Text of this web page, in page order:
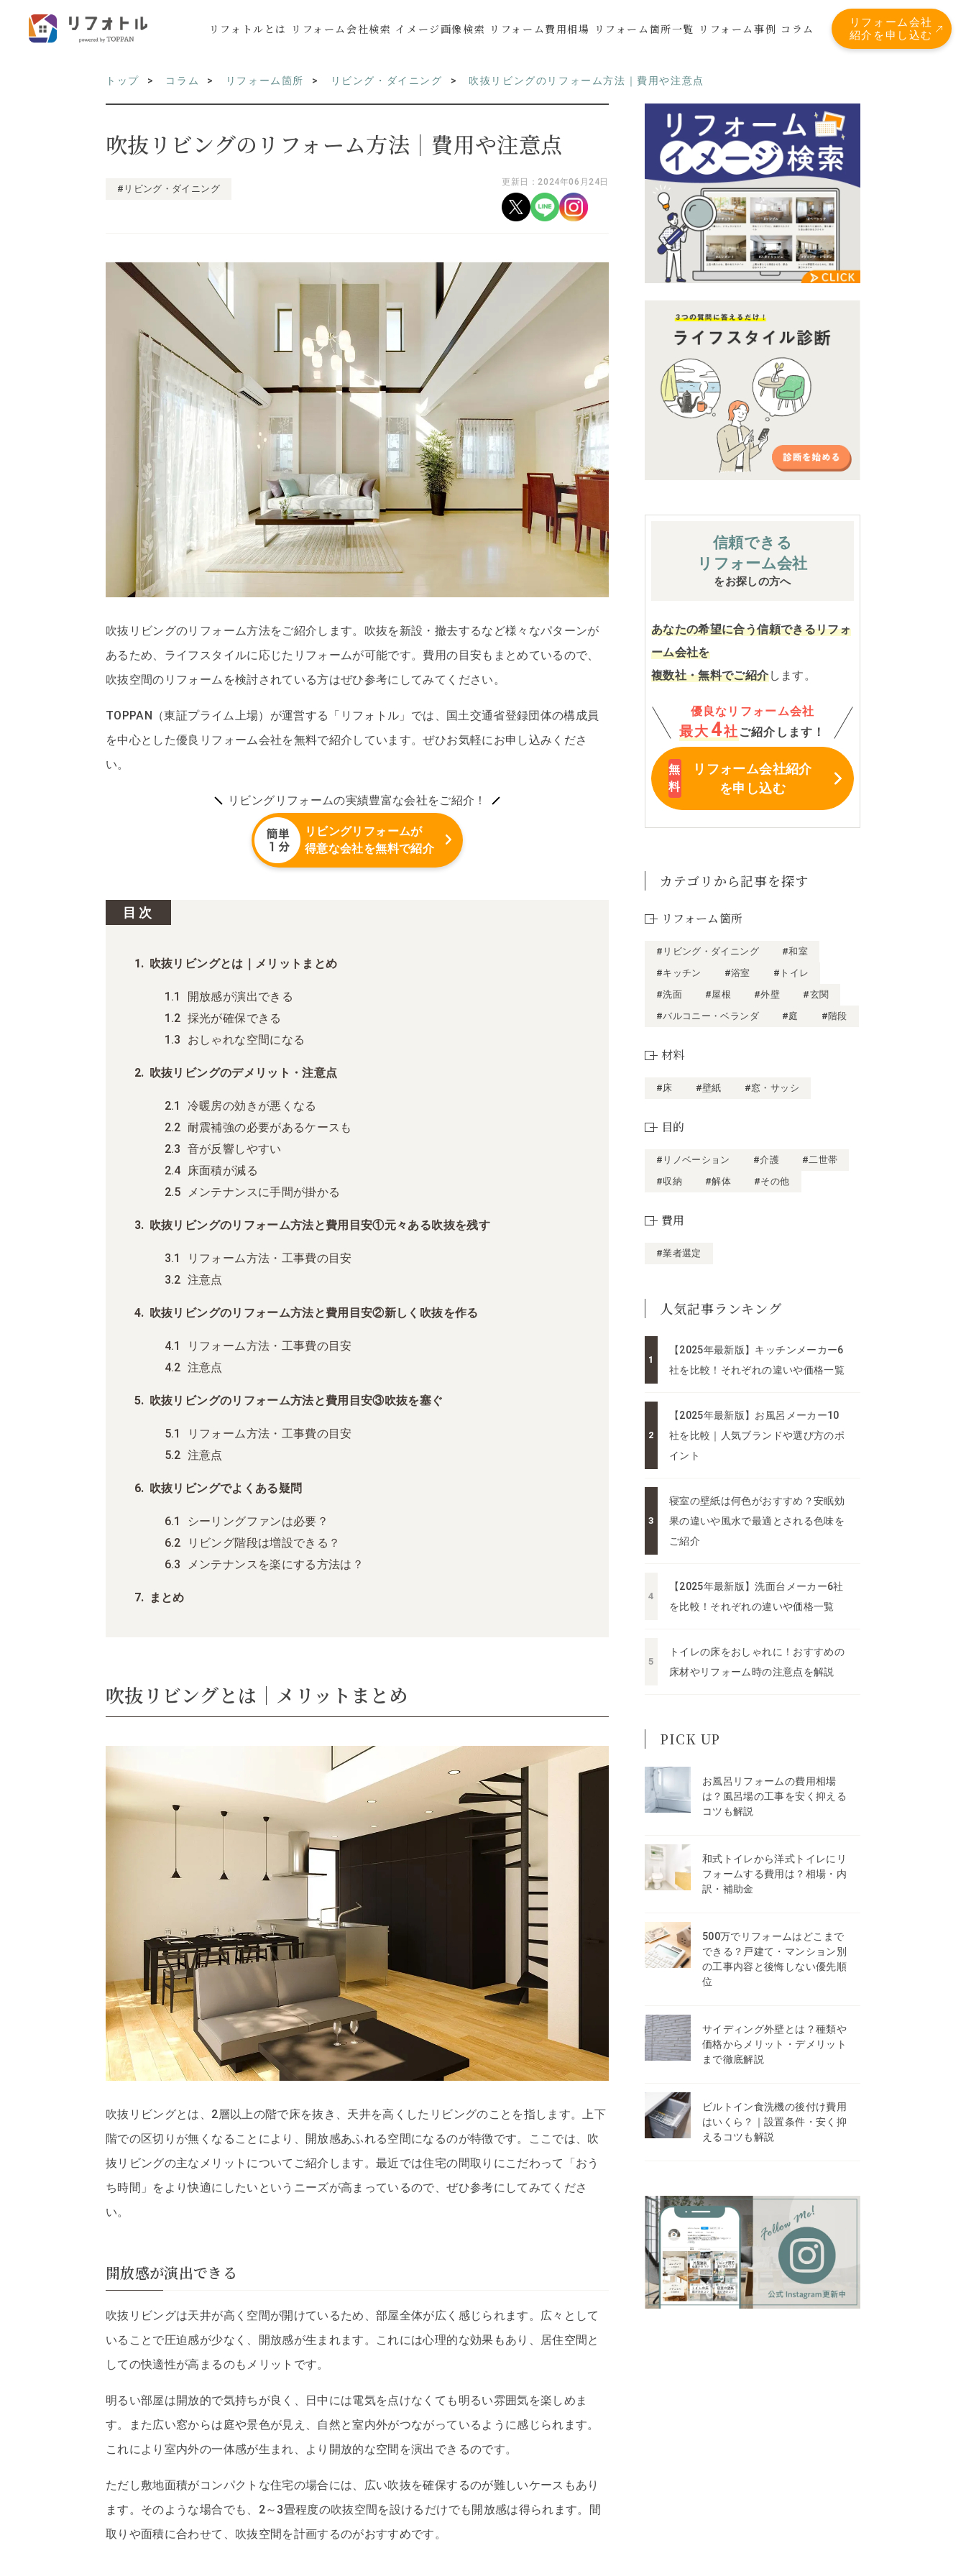
リフォトルとは リフォーム会社検索 イメージ画像検索 リフォーム費用相場 リフォーム箇所一覧 リフォーム事例 コラム
リフォーム会社
紹介を申し込む
トップ コラム リフォーム箇所 リビング・ダイニング 吹抜リビングのリフォーム方法｜費用や注意点
吹抜リビングのリフォーム方法｜費用や注意点
#リビング・ダイニング
更新日：2024年06月24日
吹抜リビングのリフォーム方法をご紹介します。吹抜を新設・撤去するなど様々なパターンが
あるため、ライフスタイルに応じたリフォームが可能です。費用の目安もまとめているので、
吹抜空間のリフォームを検討されている方はぜひ参考にしてみてください。
TOPPAN（東証プライム上場）が運営する「リフォトル」では、国土交通省登録団体の構成員
を中心とした優良リフォーム会社を無料で紹介しています。ぜひお気軽にお申し込みくださ
い。
リビングリフォームの実績豊富な会社をご紹介！
リビングリフォームが
得意な会社を無料で紹介
目次
吹抜リビングとは｜メリットまとめ
開放感が演出できる
採光が確保できる
おしゃれな空間になる
吹抜リビングのデメリット・注意点
冷暖房の効きが悪くなる
耐震補強の必要があるケースも
音が反響しやすい
床面積が減る
メンテナンスに手間が掛かる
吹抜リビングのリフォーム方法と費用目安①元々ある吹抜を残す
リフォーム方法・工事費の目安
注意点
吹抜リビングのリフォーム方法と費用目安②新しく吹抜を作る
リフォーム方法・工事費の目安
注意点
吹抜リビングのリフォーム方法と費用目安③吹抜を塞ぐ
リフォーム方法・工事費の目安
注意点
吹抜リビングでよくある疑問
シーリングファンは必要？
リビング階段は増設できる？
メンテナンスを楽にする方法は？
まとめ
吹抜リビングとは｜メリットまとめ
吹抜リビングとは、2層以上の階で床を抜き、天井を高くしたリビングのことを指します。上下
階での区切りが無くなることにより、開放感あふれる空間になるのが特徴です。ここでは、吹
抜リビングの主なメリットについてご紹介します。最近では住宅の間取りにこだわって「おう
ち時間」をより快適にしたいというニーズが高まっているので、ぜひ参考にしてみてくださ
い。
開放感が演出できる
吹抜リビングは天井が高く空間が開けているため、部屋全体が広く感じられます。広々として
いることで圧迫感が少なく、開放感が生まれます。これには心理的な効果もあり、居住空間と
しての快適性が高まるのもメリットです。
明るい部屋は開放的で気持ちが良く、日中には電気を点けなくても明るい雰囲気を楽しめま
す。また広い窓からは庭や景色が見え、自然と室内外がつながっているように感じられます。
これにより室内外の一体感が生まれ、より開放的な空間を演出できるのです。
ただし敷地面積がコンパクトな住宅の場合には、広い吹抜を確保するのが難しいケースもあり
ます。そのような場合でも、2～3畳程度の吹抜空間を設けるだけでも開放感は得られます。間
取りや面積に合わせて、吹抜空間を計画するのがおすすめです。
信頼できる
リフォーム会社
をお探しの方へ
あなたの希望に合う信頼できるリフォ
ーム会社を
複数社・無料でご紹介します。
優良なリフォーム会社
最大 4社 ご紹介します！
リフォーム会社紹介
を申し込む
カテゴリから記事を探す
リフォーム箇所
#リビング・ダイニング
#和室
#キッチン
#浴室
#トイレ
#洗面
#屋根 #外壁
#玄関
#バルコニー・ベランダ
#庭 #階段
材料
#床 #壁紙 #窓・サッシ
目的
#リノベーション #介護
#二世帯
#収納
#解体 #その他
費用
#業者選定
人気記事ランキング
【2025年最新版】キッチンメーカー6
社を比較！それぞれの違いや価格一覧
【2025年最新版】お風呂メーカー10
社を比較｜人気ブランドや選び方のポ
イント
寝室の壁紙は何色がおすすめ？安眠効
果の違いや風水で最適とされる色味を
ご紹介
【2025年最新版】洗面台メーカー6社
を比較！それぞれの違いや価格一覧
トイレの床をおしゃれに！おすすめの
床材やリフォーム時の注意点を解説
PICK UP
お風呂リフォームの費用相場
は？風呂場の工事を安く抑える
コツも解説
和式トイレから洋式トイレにリ
フォームする費用は？相場・内
訳・補助金
500万でリフォームはどこまで
できる？戸建て・マンション別
の工事内容と後悔しない優先順
位
サイディング外壁とは？種類や
価格からメリット・デメリット
まで徹底解説
ビルトイン食洗機の後付け費用
はいくら？｜設置条件・安く抑
えるコツも解説